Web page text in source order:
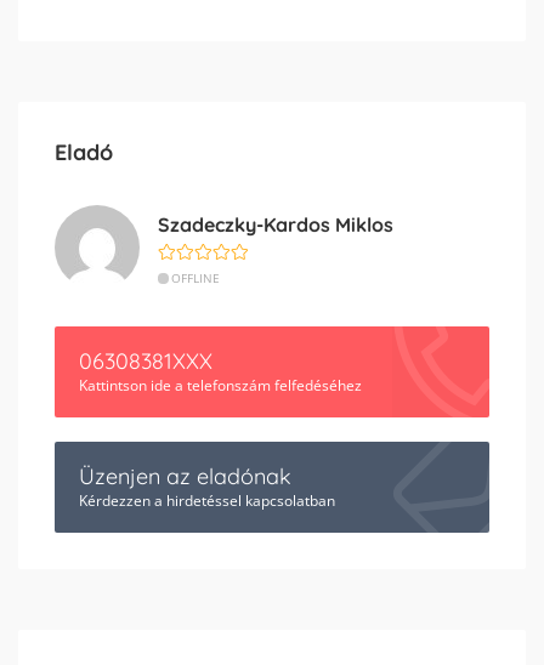
Eladó
Szadeczky-Kardos Miklos
OFFLINE
06308381XXX
Kattintson ide a telefonszám felfedéséhez
Üzenjen az eladónak
Kérdezzen a hirdetéssel kapcsolatban